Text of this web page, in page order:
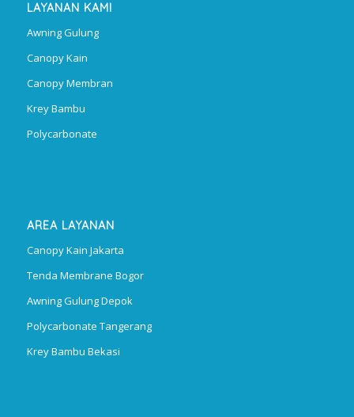
LAYANAN KAMI
Awning Gulung
Canopy Kain
Canopy Membran
Krey Bambu
Polycarbonate
AREA LAYANAN
Canopy Kain Jakarta
Tenda Membrane Bogor
Awning Gulung Depok
Polycarbonate Tangerang
Krey Bambu Bekasi